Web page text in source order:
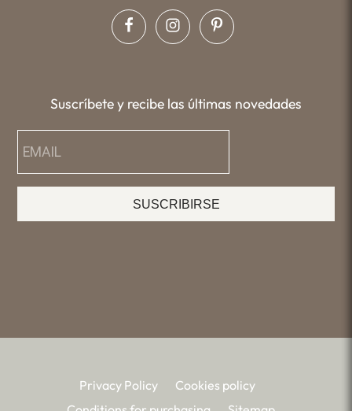
Suscríbete y recibe las últimas novedades
SUSCRIBIRSE
Privacy Policy
Cookies policy